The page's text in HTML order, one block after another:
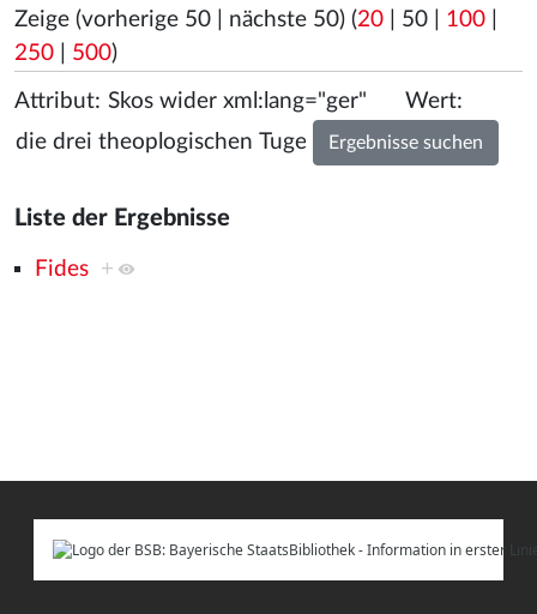
Zeige (vorherige 50 nächste 50) (20 50 100
250
500)
Attribut: Wert:
Liste der Ergebnisse
Fides +